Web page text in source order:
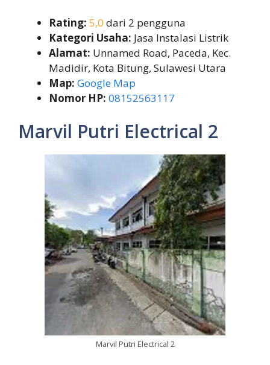
Rating: 5,0 dari 2 pengguna
Kategori Usaha: Jasa Instalasi Listrik
Alamat: Unnamed Road, Paceda, Kec.
Madidir, Kota Bitung, Sulawesi Utara
Map: Google Map
Nomor HP: 08152563117
Marvil Putri Electrical 2
Marvil Putri Electrical 2